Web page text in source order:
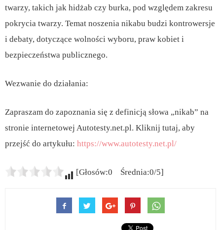
twarzy, takich jak hidżab czy burka, pod względem zakresu
pokrycia twarzy. Temat noszenia nikabu budzi kontrowersje
i debaty, dotyczące wolności wyboru, praw kobiet i
bezpieczeństwa publicznego.
Wezwanie do działania:
Zapraszam do zapoznania się z definicją słowa „nikab” na
stronie internetowej Autotesty.net.pl. Kliknij tutaj, aby
przejść do artykułu: https://www.autotesty.net.pl/
[Głosów:0 Średnia:0/5]